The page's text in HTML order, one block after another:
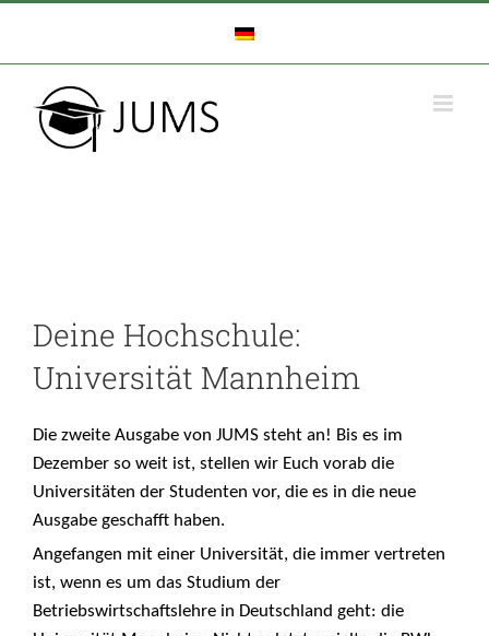
Zum
springen
Deine Hochschule:
Universität Mannheim
Die zweite Ausgabe von JUMS steht an! Bis es im
Dezember so weit ist, stellen wir Euch vorab die
Universitäten der Studenten vor, die es in die neue
Ausgabe geschafft haben.
Angefangen mit einer Universität, die immer vertreten
ist, wenn es um das Studium der
Betriebswirtschaftslehre in Deutschland geht: die